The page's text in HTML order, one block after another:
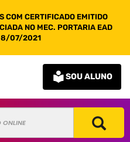
COM CERTIFICADO EMITIDO
NO MEC. PORTARIA EAD
07/2021
SOU ALUNO